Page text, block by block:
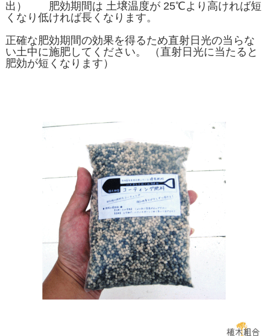
出） 肥効期間は 土壌温度が 25℃より高ければ短
くなり低ければ長くなります。
正確な肥効期間の効果を得るため直射日光の当らな
い土中に施肥してください。 （直射日光に当たると
肥効が短くなります）